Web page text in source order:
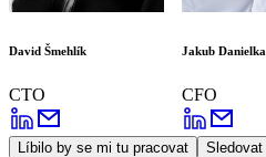
David Šmehlík
CTO
Jakub Danielka
CFO
Líbilo by se mi tu pracovat Sledovat